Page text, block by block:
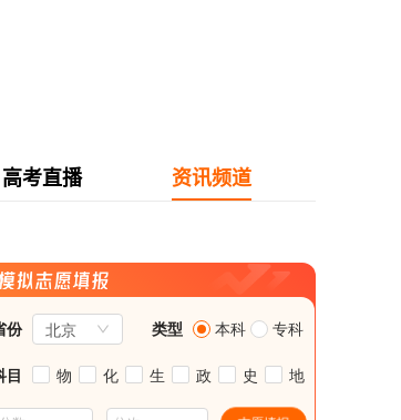
高考直播 资讯频道